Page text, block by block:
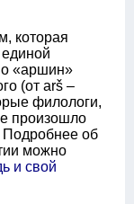
которая
«аршин»
(от arš –
филологи,
произошло
Подробнее об
можно
и свой